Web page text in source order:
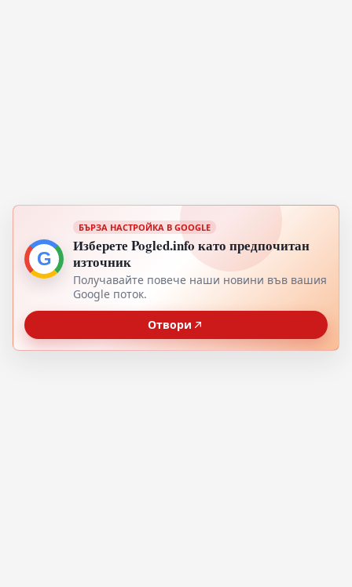
G
БЪРЗА НАСТРОЙКА В GOOGLE
Изберете Pogled.info като предпочитан
източник
Получавайте повече наши новини във вашия
Google поток.
Отвори